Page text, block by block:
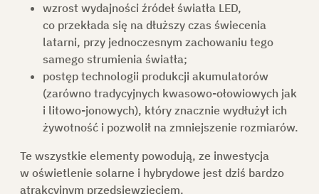
wzrost wydajności źródeł światła LED,
co przekłada się na dłuższy czas świecenia
latarni, przy jednoczesnym zachowaniu tego
samego strumienia światła;
postęp technologii produkcji akumulatorów
(zarówno tradycyjnych kwasowo-ołowiowych jak
i litowo-jonowych), który znacznie wydłużył ich
żywotność i pozwolił na zmniejszenie rozmiarów.
Te wszystkie elementy powodują, ze inwestycja
w oświetlenie solarne i hybrydowe jest dziś bardzo
atrakcyjnym przedsięwzięciem.